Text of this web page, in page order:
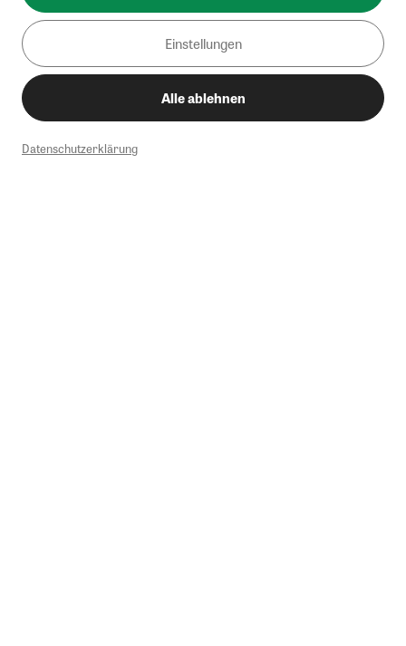
Einstellungen
Alle ablehnen
Datenschutzerklärung